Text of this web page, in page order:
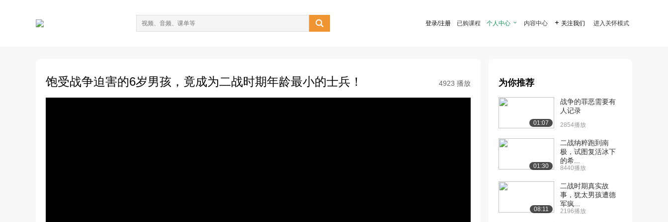
 登录/注册 已购课程 个人中心  内容中心  关注我们 进入关怀模式
饱受战争迫害的6岁男孩，竟成为二战时期年龄最小的士兵！ 4923 播放 为你推荐
01:07
战争的罪恶需要有
人记录
2854播放
01:30
二战纳粹跑到南
极，试图复活冰下
的希...
8440播放
08:11
二战时期真实故
事，犹太男孩遭德
军疯...
2196播放